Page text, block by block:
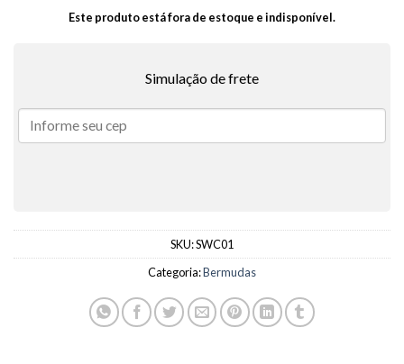
Este produto está fora de estoque e indisponível.
Simulação de frete
SKU:SWC01
Categoria:Bermudas